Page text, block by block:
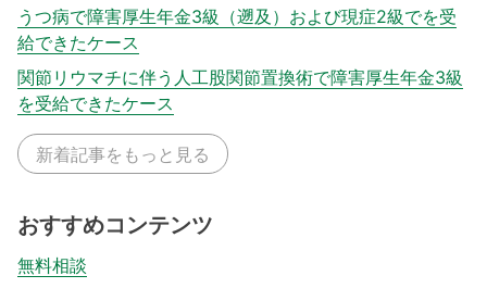
うつ病で障害厚生年金3級（遡及）および現症2級でを受
給できたケース
関節リウマチに伴う人工股関節置換術で障害厚生年金3級
を受給できたケース
新着記事をもっと見る
おすすめコンテンツ
無料相談